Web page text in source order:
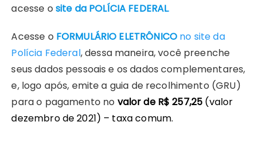
acesse o site da POLÍCIA FEDERAL.
Acesse o FORMULÁRIO ELETRÔNICO no site da
Polícia Federal, dessa maneira, você preenche
seus dados pessoais e os dados complementares,
e, logo após, emite a guia de recolhimento (GRU)
para o pagamento no valor de R$ 257,25 (valor
dezembro de 2021) – taxa comum.